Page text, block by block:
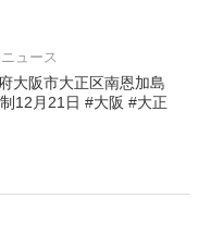
ュース
大阪市大正区南恩加島
12月21日 #大阪 #大正